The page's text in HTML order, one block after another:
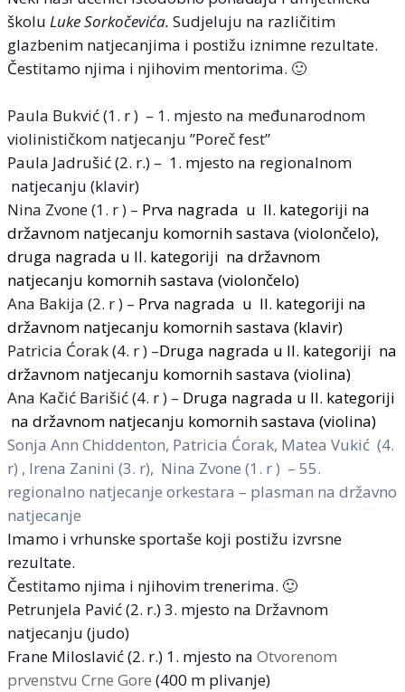
školu Luke Sorkočevića. Sudjeluju na različitim
glazbenim natjecanjima i postižu iznimne rezultate.
Čestitamo njima i njihovim mentorima. 🙂
Paula Bukvić (1. r ) – 1. mjesto na međunarodnom
violinističkom natjecanju ”Poreč fest”
Paula Jadrušić (2. r.) – 1. mjesto na regionalnom
natjecanju (klavir)
Nina Zvone (1. r ) – Prva nagrada u II. kategoriji na
državnom natjecanju komornih sastava (violončelo),
druga nagrada u II. kategoriji na državnom
natjecanju komornih sastava (violončelo)
Ana Bakija (2. r ) – Prva nagrada u II. kategoriji na
državnom natjecanju komornih sastava (klavir)
Patricia Ćorak (4. r ) –Druga nagrada u II. kategoriji na
državnom natjecanju komornih sastava (violina)
Ana Kačić Barišić (4. r ) – Druga nagrada u II. kategoriji
na državnom natjecanju komornih sastava (violina)
Sonja Ann Chiddenton, Patricia Ćorak, Matea Vukić (4.
r) , Irena Zanini (3. r), Nina Zvone (1. r ) – 55.
regionalno natjecanje orkestara – plasman na državno
natjecanje
Imamo i vrhunske sportaše koji postižu izvrsne
rezultate.
Čestitamo njima i njihovim trenerima. 🙂
Petrunjela Pavić (2. r.) 3. mjesto na Državnom
natjecanju (judo)
Frane Miloslavić (2. r.) 1. mjesto na Otvorenom
prvenstvu Crne Gore (400 m plivanje)